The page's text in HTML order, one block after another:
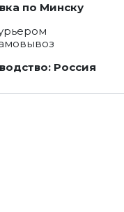
по Минску
Россия